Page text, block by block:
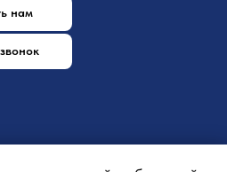
нам